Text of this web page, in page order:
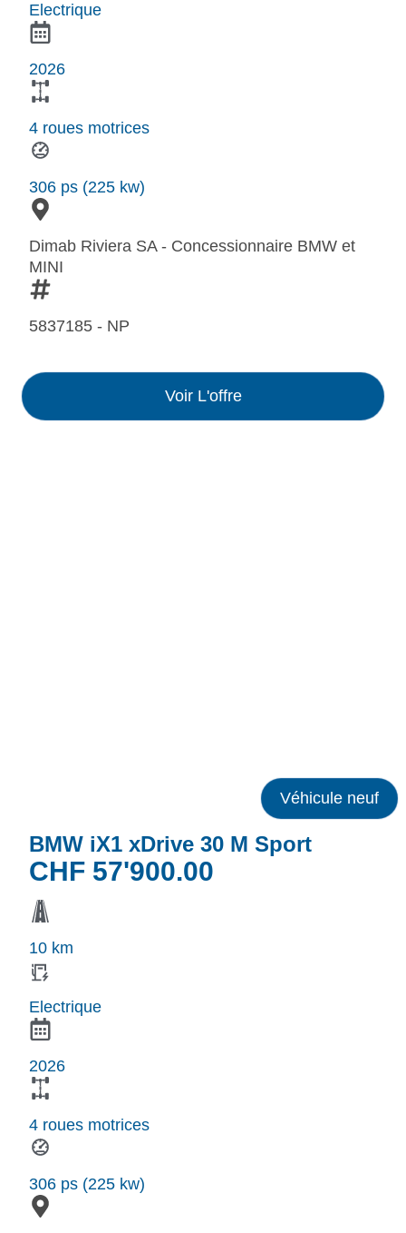
Electrique
2026
4 roues motrices
306 ps (225 kw)
Dimab Riviera SA - Concessionnaire BMW et
MINI
5837185 - NP
Voir L'offre
Véhicule neuf
BMW iX1 xDrive 30 M Sport
CHF 57'900.00
10 km
Electrique
2026
4 roues motrices
306 ps (225 kw)